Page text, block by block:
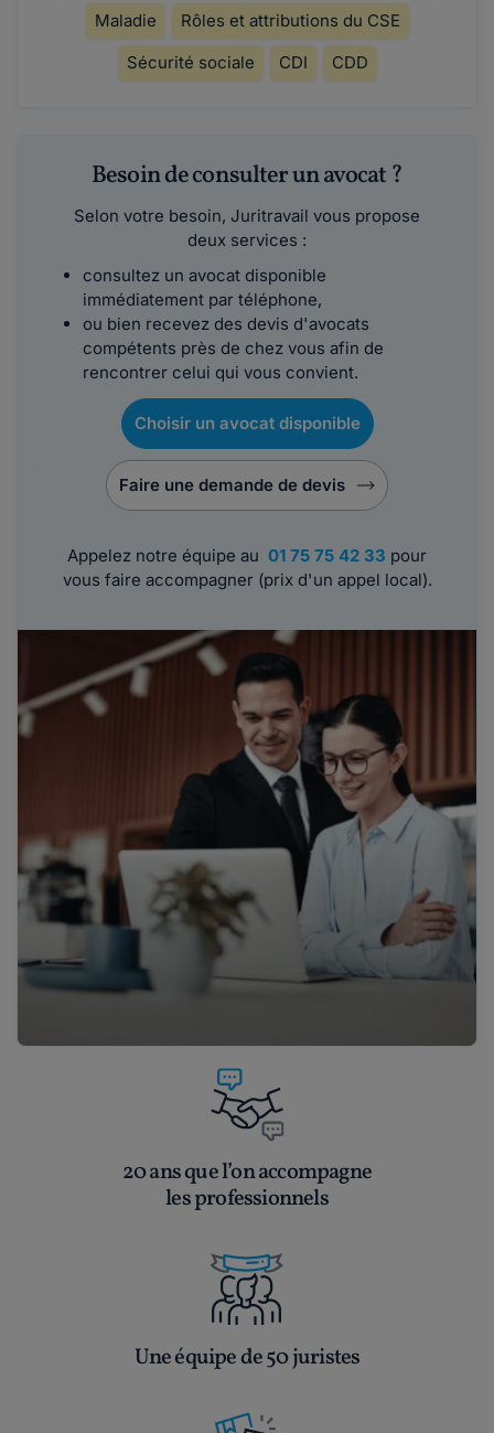
Maladie
Rôles et attributions du CSE
Sécurité sociale
CDI CDD
Besoin de consulter un avocat ?
Selon votre besoin, Juritravail vous propose
deux services :
consultez un avocat disponible
immédiatement par téléphone,
ou bien recevez des devis d'avocats
compétents près de chez vous afin de
rencontrer celui qui vous convient.
Choisir un avocat disponible
Faire une demande de devis
Appelez notre équipe au 01 75 75 42 33 pour
vous faire accompagner (prix d'un appel local).
20 ans que l’on accompagne
les professionnels
Une équipe de 50 juristes